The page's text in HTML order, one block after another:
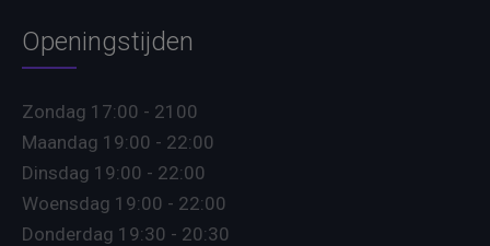
Openingstijden
Zondag 17:00 - 2100
Maandag 19:00 - 22:00
Dinsdag 19:00 - 22:00
Woensdag 19:00 - 22:00
Donderdag 19:30 - 20:30